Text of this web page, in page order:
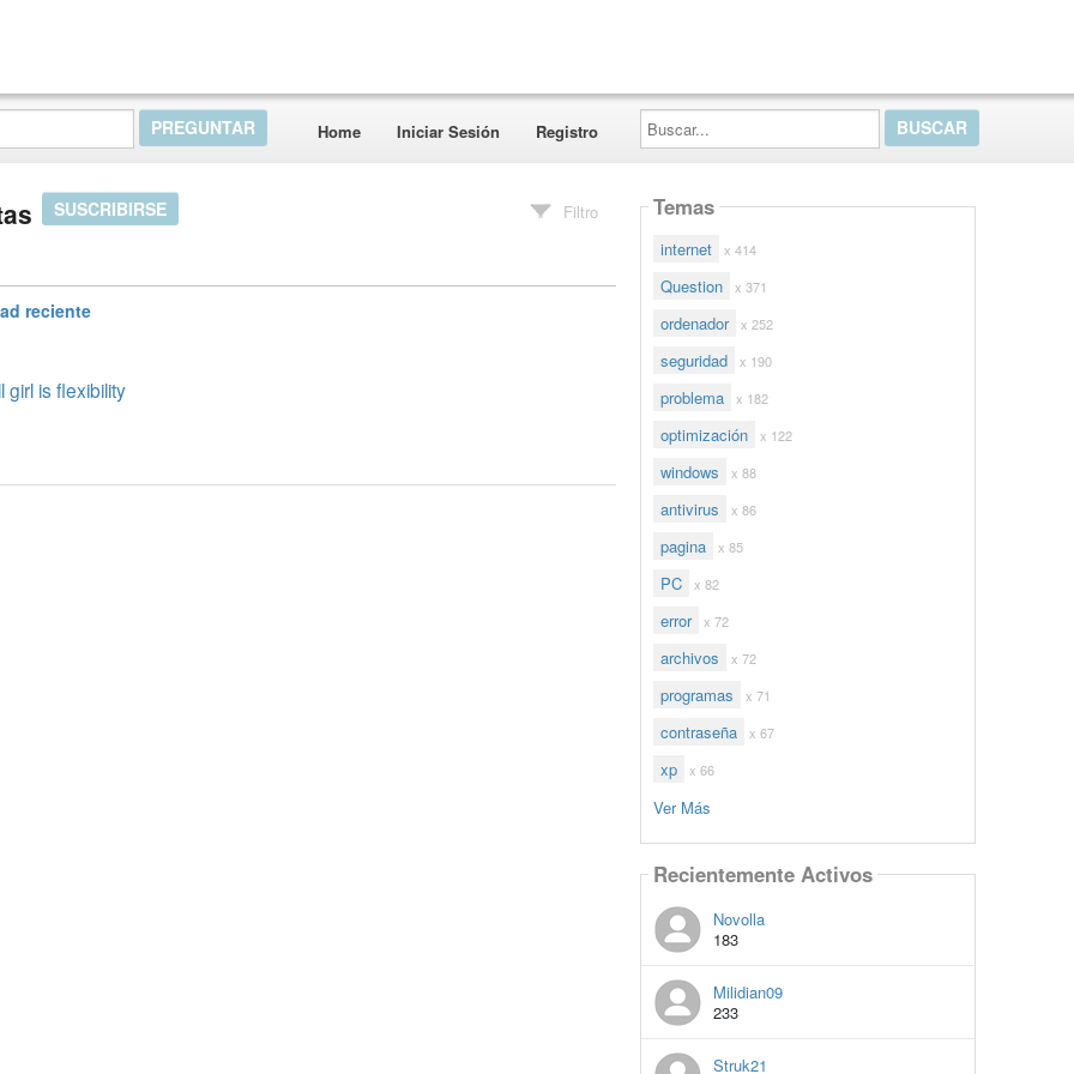
Home Iniciar Sesión Registro
Buscar...
SUSCRIBIRSE Filtro
reciente
girl is flexibility
Temas
internet x 414
Question x 371
ordenador x 252
seguridad x 190
problema x 182
optimización x 122
windows x 88
antivirus x 86
pagina x 85
PC x 82
error x 72
archivos x 72
programas x 71
contraseña x 67
xp x 66
Ver Más
Recientemente Activos
Novolla
183
Milidian09
233
Struk21